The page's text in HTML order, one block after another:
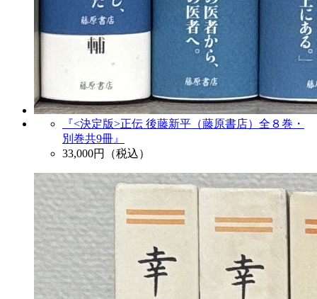
『<決定版>正伝 後藤新平（藤原書店）全８巻・
別巻共9冊』
33,000円（税込）